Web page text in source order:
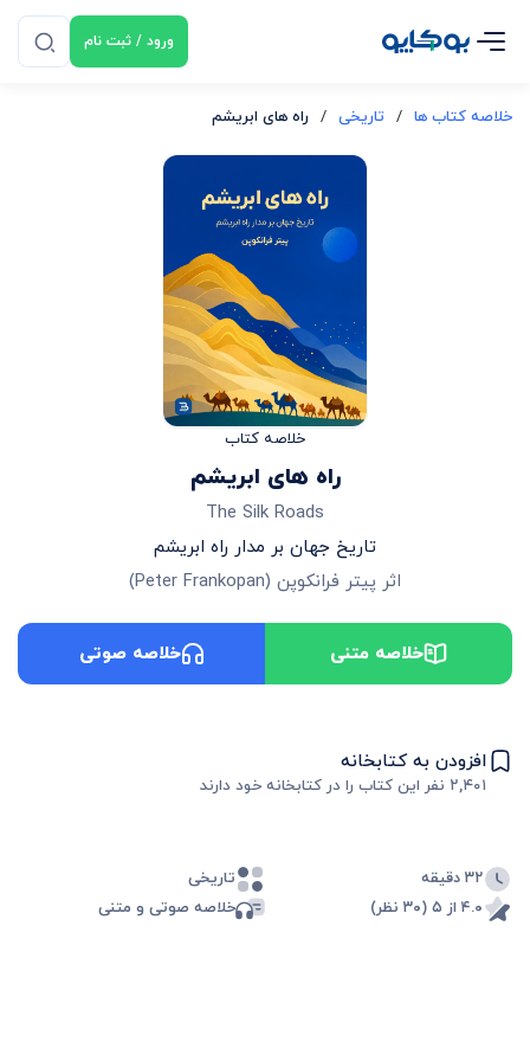
ورود / ثبت نام
خلاصه کتاب ها / تاریخی / راه‌ های ابریشم
خلاصه کتاب
راه‌ های ابریشم
The Silk Roads
تاریخ جهان بر مدار راه ابریشم
اثر پیتر فرانکوپن (
Peter Frankopan
)
خلاصه متنی خلاصه صوتی
افزودن به کتابخانه
۲,۴۰۱ نفر این کتاب را در کتابخانه خود دارند
۳۲ دقیقه
تاریخی
۴.۰ از ۵ (۳۰ نظر)
خلاصه صوتی و متنی